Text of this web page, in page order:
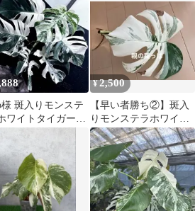
斑入りモンステ
ワイトタイガー極
¥2,500
【早い者勝ち②】斑入
りモンステラホワイト
タイガー